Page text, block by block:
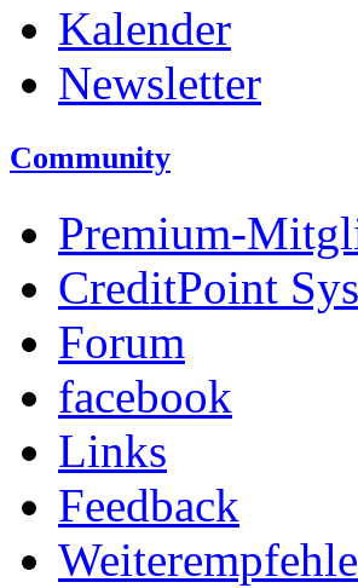
Kalender
Newsletter
Community
Premium-
CreditPoint
Forum
facebook
Links
Feedback